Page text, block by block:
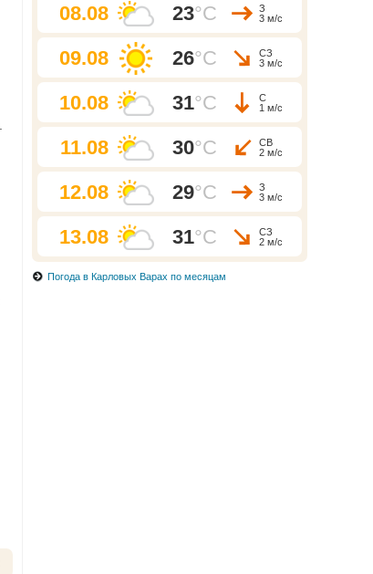
08.08 23°C
З
3 м/с
09.08 26°C
СЗ
3 м/с
10.08 31°C
С
1 м/с
11.08 30°C
СВ
2 м/с
12.08 29°C
З
3 м/с
13.08 31°C
СЗ
2 м/с
Погода в Карловых Варах по месяцам